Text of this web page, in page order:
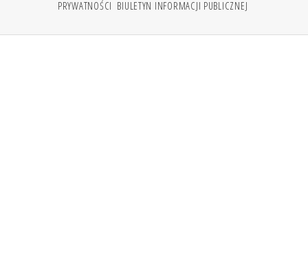
PRYWATNOŚCI BIULETYN INFORMACJI PUBLICZNEJ